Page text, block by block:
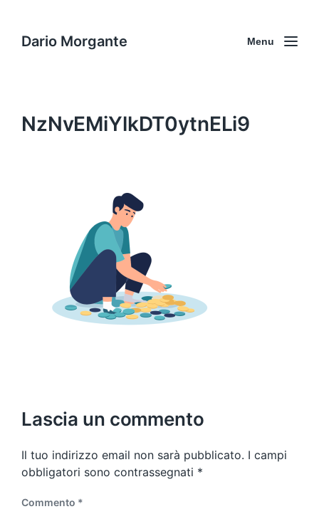
Dario Morgante Menu
NzNvEMiYlkDT0ytnELi9
Lascia un commento
Il tuo indirizzo email non sarà pubblicato. I campi
obbligatori sono contrassegnati *
Commento *